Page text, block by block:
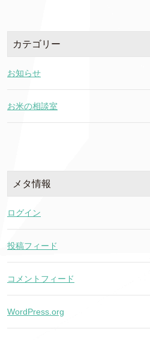
カテゴリー
お知らせ
お米の相談室
メタ情報
ログイン
投稿フィード
コメントフィード
WordPress.org